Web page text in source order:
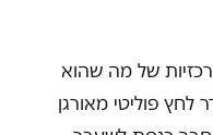
של מה שהוא
פוליטי מאורגן